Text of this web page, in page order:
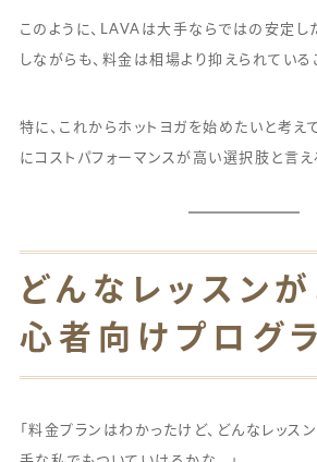
このように、LAVAは大手ならではの安定
しながらも、料金は相場より抑えられている
特に、これからホットヨガを始めたいと考え
にコストパフォーマンスが高い選択肢と言え
どんなレッスンが
心者向けプログ
「料金プランはわかったけど、どんなレッス